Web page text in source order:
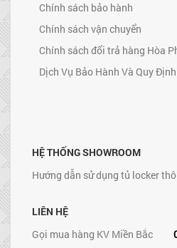
Chính sách bảo hành
Chính sách vận chuyển
Chính sách đổi trả hàng Hòa
Dịch Vụ Bảo Hành Và Quy Định
HỆ THỐNG SHOWROOM
Hướng dẫn sử dụng tủ locker
LIÊN HỆ
Gọi mua hàng KV Miền Bắc